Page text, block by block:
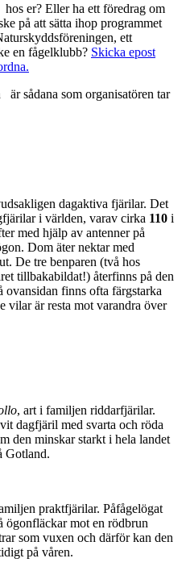
er? Eller ha ett föredrag om
på att sätta ihop programmet
ett
en fågelklubb? Skicka epost
är sådana som organisatören tar
dagaktiva fjärilar. Det
i världen, varav cirka 110 i
med hjälp av antenner på
Dom äter nektar med
De tre benparen (två hos
tillbakabildat!) återfinns på den
ovansidan finns ofta färgstarka
vilar är resta mot varandra över
, art i familjen riddarfjärilar.
dagfjäril med svarta och röda
den minskar starkt i hela landet
Gotland.
praktfjärilar. Påfågelögat
ögonfläckar mot en rödbrun
som vuxen och därför kan den
på våren.